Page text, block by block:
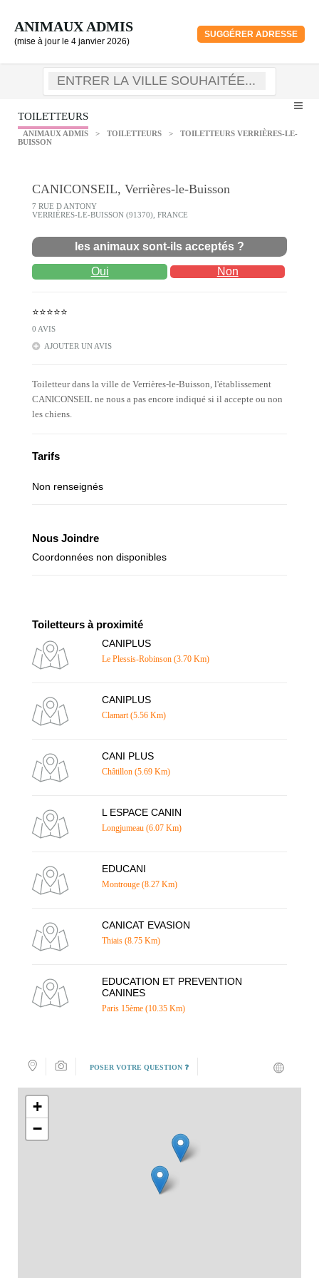
ANIMAUX ADMIS
(mise à jour le 4 janvier 2026)
SUGGÉRER ADRESSE
TOILETTEURS
ANIMAUX ADMIS > TOILETTEURS >
TOILETTEURS VERRIÈRES-LE-
BUISSON
CANICONSEIL, Verrières-le-Buisson
7 RUE D ANTONY
VERRIÈRES-LE-BUISSON (91370), FRANCE
les animaux sont-ils acceptés ?
Oui Non
⭐⭐⭐⭐⭐
0 AVIS
AJOUTER UN AVIS
Toiletteur dans la ville de Verrières-le-Buisson, l'établissement
CANICONSEIL ne nous a pas encore indiqué si il accepte ou non
les chiens.
Tarifs
Non renseignés
Nous Joindre
Coordonnées non disponibles
Toiletteurs à proximité
CANIPLUS
Le Plessis-Robinson (3.70 Km)
CANIPLUS
Clamart (5.56 Km)
CANI PLUS
Châtillon (5.69 Km)
L ESPACE CANIN
Longjumeau (6.07 Km)
EDUCANI
Montrouge (8.27 Km)
CANICAT EVASION
Thiais (8.75 Km)
EDUCATION ET PREVENTION
CANINES
Paris 15ème (10.35 Km)
POSER VOTRE QUESTION ❓
+
−